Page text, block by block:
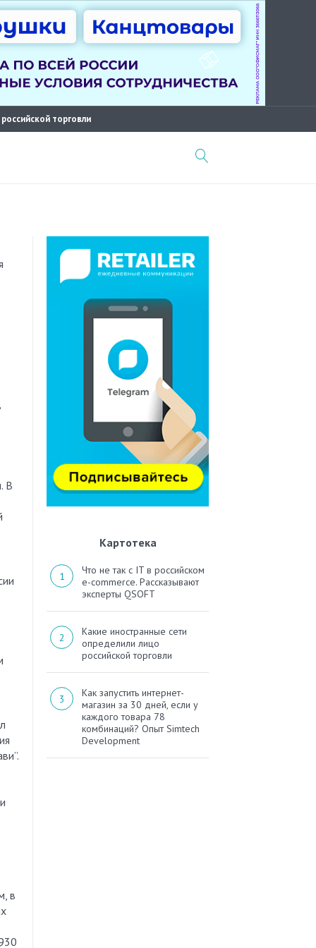
торговли
В
в
Картотека
Что не так с IT в российском
e-commerce. Рассказывают
эксперты QSOFT
Какие иностранные сети
определили лицо
российской торговли
Как запустить интернет-
магазин за 30 дней, если у
каждого товара 78
комбинаций? Опыт Simtech
Development